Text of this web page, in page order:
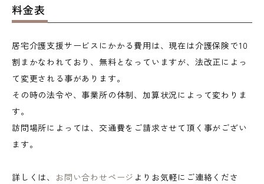
料金表
居宅介護支援サービスにかかる費用は、現在は介護保険で10
割まかなわれており、無料となっていますが、法改正によっ
て変更される事があります。
その時の法令や、事業所の体制、加算状況によって変わりま
す。
訪問場所によっては、交通費をご請求させて頂く事がござい
ます。
詳しくは、 お問い合わせページ よりお気軽にご連絡くださ